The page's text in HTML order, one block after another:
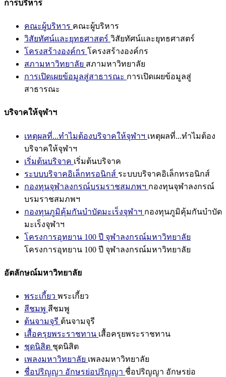
การบริหาร
คณะผู้บริหาร คณะผู้บริหาร
วิสัยทัศน์และยุทธศาสตร์ วิสัยทัศน์และยุทธศาสตร์
โครงสร้างองค์กร โครงสร้างองค์กร
สภามหาวิทยาลัย สภามหาวิทยาลัย
การเปิดเผยข้อมูลสู่สาธารณะ การเปิดเผยข้อมูลสู่
สาธารณะ
บริจาคให้จุฬาฯ
เหตุผลที่...ทำไมต้องบริจาคให้จุฬาฯ เหตุผลที่...ทำไมต้อง
บริจาคให้จุฬาฯ
เริ่มต้นบริจาค เริ่มต้นบริจาค
ระบบบริจาคอิเล็กทรอนิกส์ ระบบบริจาคอิเล็กทรอนิกส์
กองทุนจุฬาลงกรณ์บรมราชสมภพฯ กองทุนจุฬาลงกรณ์
บรมราชสมภพฯ
กองทุนภูมิคุ้มกันบำบัดมะเร็งจุฬาฯ กองทุนภูมิคุ้มกันบำบัด
มะเร็งจุฬาฯ
โครงการอุทยาน 100 ปี จุฬาลงกรณ์มหาวิทยาลัย
โครงการอุทยาน 100 ปี จุฬาลงกรณ์มหาวิทยาลัย
อัตลักษณ์มหาวิทยาลัย
พระเกี้ยว พระเกี้ยว
สีชมพู สีชมพู
ต้นจามจุรี ต้นจามจุรี
เสื้อครุยพระราชทาน เสื้อครุยพระราชทาน
ชุดนิสิต ชุดนิสิต
เพลงมหาวิทยาลัย เพลงมหาวิทยาลัย
ชื่อปริญญา อักษรย่อปริญญา ชื่อปริญญา อักษรย่อ